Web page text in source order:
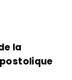
la